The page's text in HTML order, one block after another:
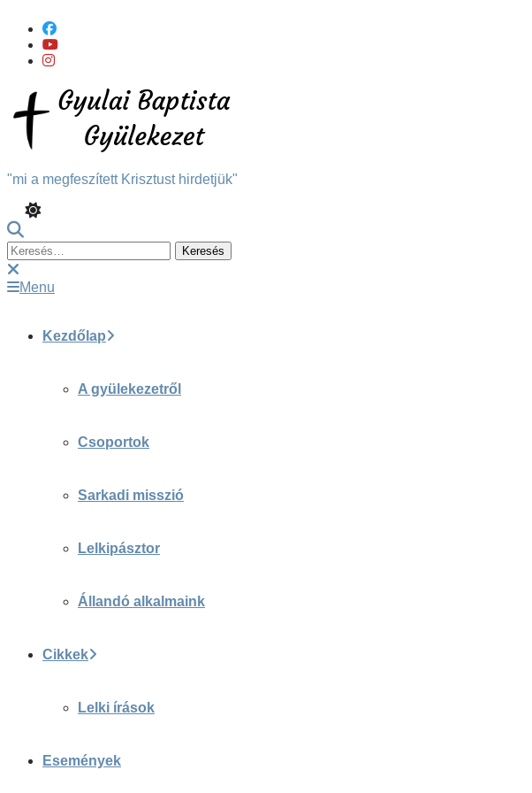
Content
"mi a megfeszített Krisztust hirdetjük"
Keresés:
Menu
Kezdőlap
A gyülekezetről
Csoportok
Sarkadi misszió
Lelkipásztor
Állandó alkalmaink
Cikkek
Lelki írások
Események